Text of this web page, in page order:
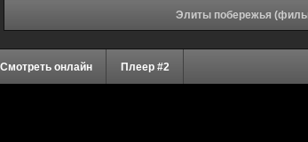
Элиты побережья
Смотреть онлайн Плеер #2